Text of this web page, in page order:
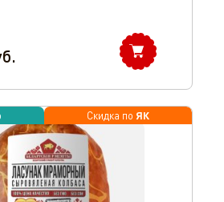
Скидка по ЯК